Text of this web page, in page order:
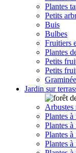
Plantes
Petits
Buis
Bulbes
Fruitiers
Plantes
Petits
Petits
Jardin sur
Arbustes
Plantes
Plantes
Plantes
Plantes